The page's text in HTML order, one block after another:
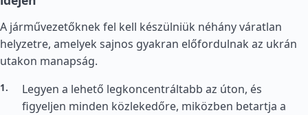
A járművezetőknek fel kell készülniük néhány váratlan
helyzetre, amelyek sajnos gyakran előfordulnak az ukrán
utakon manapság.
Legyen a lehető legkoncentráltabb az úton, és
figyeljen minden közlekedőre, miközben betartja a